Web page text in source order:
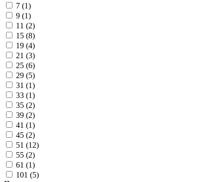
7 (1)
9 (1)
11 (2)
15 (8)
19 (4)
21 (3)
25 (6)
29 (5)
31 (1)
33 (1)
35 (2)
39 (2)
41 (1)
45 (2)
51 (12)
55 (2)
61 (1)
101 (5)